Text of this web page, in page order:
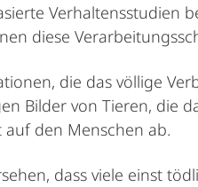
Verhaltensstudien
diese
die das völlige
Bilder von Tieren, die
den Menschen ab.
dass viele einst